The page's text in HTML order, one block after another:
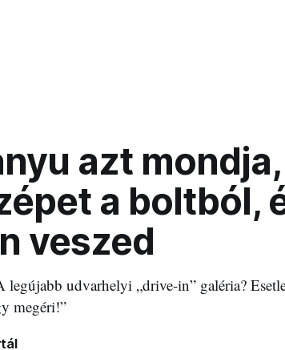
azt
a boltból,
veszed
legújabb udvarhelyi „drive-in” galéria?
megéri!”